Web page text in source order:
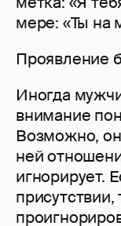
мере: «Ты на
Проявление
Иногда
внимание
Возможно, он
ней
игнорирует.
присутствии,